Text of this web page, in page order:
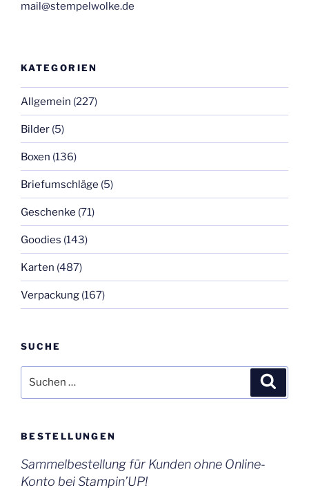
mail@stempelwolke.de
KATEGORIEN
Allgemein (227)
Bilder (5)
Boxen (136)
Briefumschläge (5)
Geschenke (71)
Goodies (143)
Karten (487)
Verpackung (167)
SUCHE
nach:
BESTELLUNGEN
Sammelbestellung für Kunden ohne Online-
Konto bei Stampin’UP!